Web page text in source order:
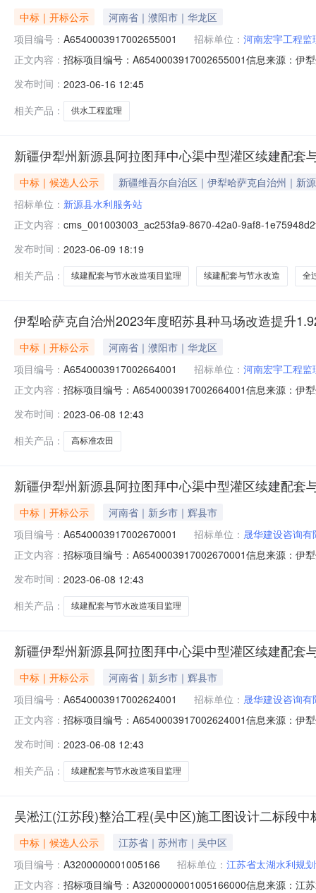
中标｜开标公示
河南省｜濮阳市｜华龙区
项目编号： A6540003917002655001 招标单位： 河南宏宇工程
正文内容： 招标项目编号：A6540003917002655001信息来源：伊
元/%;工期:日历天;质量要求:;保证金金额:0.00元,投标文
发布时间： 2023-06-16 12:45
相关产品：
供水工程监理
新疆伊犁州新源县阿拉图拜中心渠中型灌区续建配套
中标｜候选人公示
新疆维吾尔自治区｜伊犁哈萨克自治州｜新
招标单位： 新源县水利服务站
正文内容： cms_001003003_ac253fa9-8670-42a0-9af8-
中型灌区续建配套与节水改造项目（EPC）监理标段建
发布时间： 2023-06-09 18:19
相关产品：
续建配套与节水改造项目监理 续建配套与节水改造 全
伊犁哈萨克自治州2023年度昭苏县种马场改造提升
中标｜开标公示
河南省｜濮阳市｜华龙区
项目编号： A6540003917002664001 招标单位： 河南宏宇工程
正文内容： 招标项目编号：A6540003917002664001信息来源：伊
工程监理咨询有限公司;项目负责人:*艳;报价:0.00元/%;
发布时间： 2023-06-08 12:43
相关产品：
高标准农田
新疆伊犁州新源县阿拉图拜中心渠中型灌区续建配套
中标｜开标公示
河南省｜新乡市｜辉县市
项目编号： A6540003917002670001 招标单位： 晟华建设咨询有
正文内容： 招标项目编号：A6540003917002670001信息来源：伊
询有限公司;项目负责人:曹守兵;报价:0.00元/%;工期:日
发布时间： 2023-06-08 12:43
相关产品：
续建配套与节水改造项目监理
新疆伊犁州新源县阿拉图拜中心渠中型灌区续建配套
中标｜开标公示
河南省｜新乡市｜辉县市
项目编号： A6540003917002624001 招标单位： 晟华建设咨询有
正文内容： 招标项目编号：A6540003917002624001信息来源：伊
询有限公司;项目负责人:曹守兵;报价:0.00元/%;工期:日
发布时间： 2023-06-08 12:43
相关产品：
续建配套与节水改造项目监理
吴淞江(江苏段)整治工程(吴中区)施工图设计二标段中
中标｜候选人公示
江苏省｜苏州市｜吴中区
项目编号： A3200000001005166 招标单位： 江苏省太湖水利规
正文内容： 招标项目编号：A3200000001005166000信息来源：江